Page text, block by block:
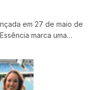
em 27 de maio de
marca uma…